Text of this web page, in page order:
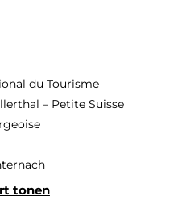
du Tourisme
– Petite Suisse
tonen